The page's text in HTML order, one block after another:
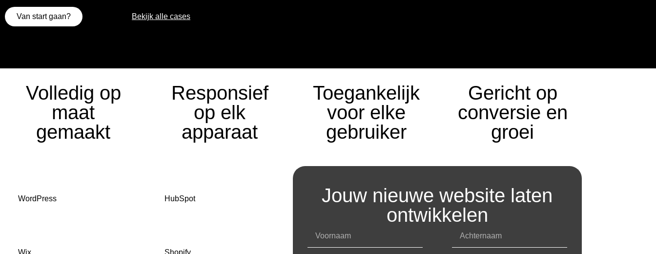
Van start gaan? Bekijk alle cases
Volledig op
maat
gemaakt
Responsief
op elk
apparaat
Toegankelijk
voor elke
gebruiker
Gericht op
conversie en
groei
WordPress
Wix
HubSpot
Shopify
Jouw nieuwe website laten
ontwikkelen